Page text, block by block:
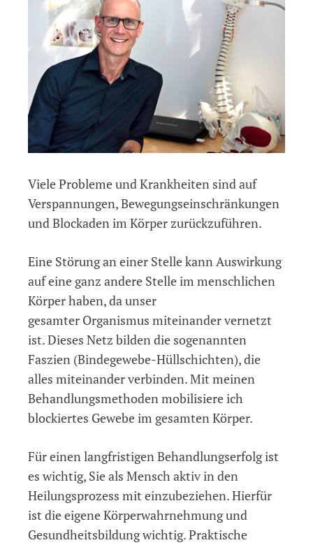
Viele Probleme und Krankheiten sind auf
Verspannungen, Bewegungseinschränkungen
und Blockaden im Körper zurückzuführen.
Eine Störung an einer Stelle kann Auswirkung
auf eine ganz andere Stelle im menschlichen
Körper haben, da unser
gesamter Organismus miteinander vernetzt
ist. Dieses Netz bilden die sogenannten
Faszien (Bindegewebe-Hüllschichten), die
alles miteinander verbinden. Mit meinen
Behandlungsmethoden mobilisiere ich
blockiertes Gewebe im gesamten Körper.
Für einen langfristigen Behandlungserfolg ist
es wichtig, Sie als Mensch aktiv in den
Heilungsprozess mit einzubeziehen. Hierfür
ist die eigene Körperwahrnehmung und
Gesundheitsbildung wichtig. Praktische